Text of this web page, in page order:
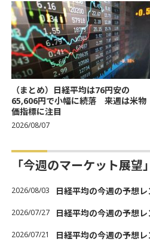
（まとめ）日経平均は76円安の
65,606円で小幅に続落 来週は米物
価指標に注目
2026/08/07
「今週のマーケット展
2026/08/03 日経平均の今週の予想
2026/07/27 日経平均の今週の予想
2026/07/21 日経平均の今週の予想